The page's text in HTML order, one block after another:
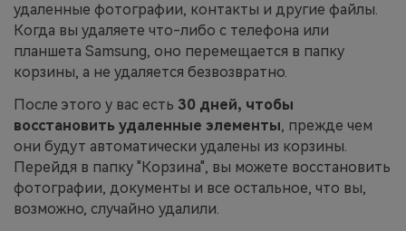
удаленные фотографии, контакты и другие файлы.
Когда вы удаляете что-либо с телефона или
планшета Samsung, оно перемещается в папку
корзины, а не удаляется безвозвратно.
После этого у вас есть 30 дней, чтобы
восстановить удаленные элементы, прежде чем
они будут автоматически удалены из корзины.
Перейдя в папку "Корзина", вы можете восстановить
фотографии, документы и все остальное, что вы,
возможно, случайно удалили.